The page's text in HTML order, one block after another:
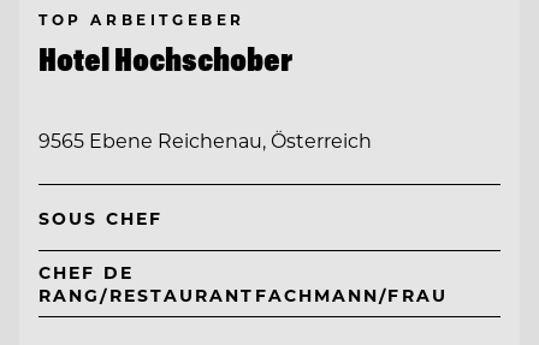
TOP ARBEITGEBER
Hotel Hochschober
9565 Ebene Reichenau, Österreich
SOUS CHEF
CHEF DE
RANG/RESTAURANTFACHMANN/FRAU